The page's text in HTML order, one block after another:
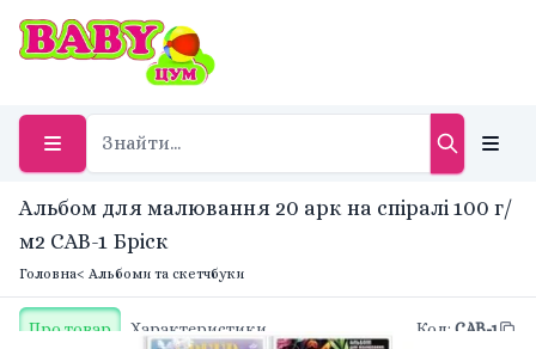
Альбом для малювання 20 арк на спіралі 100 г/
м2 CAB-1 Бріск
Головна< Альбоми та скетчбуки
Про товар Характеристики Код: CAB-1